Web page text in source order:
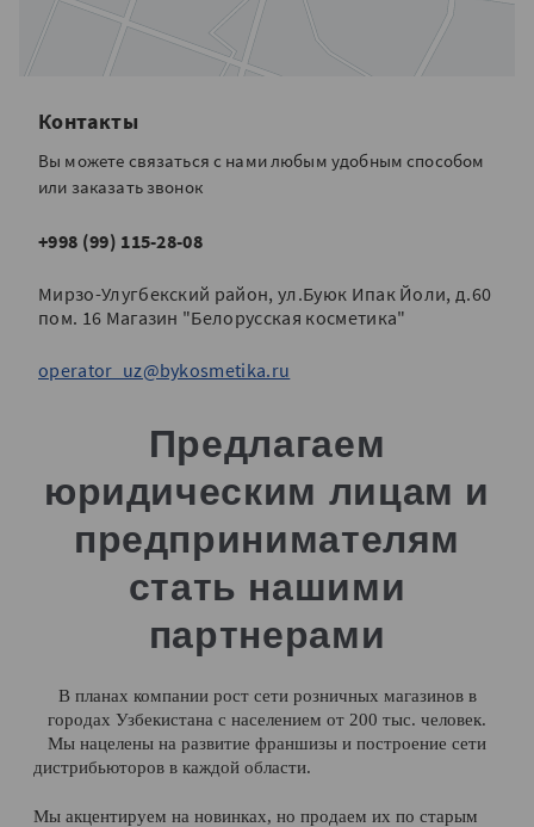
Контакты
Вы можете связаться с нами любым удобным способом
или заказать звонок
+998 (99) 115-28-08
Мирзо-Улугбекский район, ул.Буюк Ипак Йоли, д.60
пом. 16 Магазин "Белорусская косметика"
operator_uz@bykosmetika.ru
Предлагаем
юридическим лицам и
предпринимателям
стать нашими
партнерами
В планах компании рост сети розничных магазинов в
городах Узбекистана с населением от 200 тыс. человек.
Мы нацелены на развитие франшизы и построение сети
дистрибьюторов в каждой области.
Мы акцентируем на новинках, но продаем их по старым